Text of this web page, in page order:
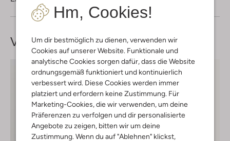
Hm, Cookies!
Um dir bestmöglich zu dienen, verwenden wir
Cookies auf unserer Website. Funktionale und
analytische Cookies sorgen dafür, dass die Website
ordnungsgemäß funktioniert und kontinuierlich
verbessert wird. Diese Cookies werden immer
platziert und erfordern keine Zustimmung. Für
Marketing-Cookies, die wir verwenden, um deine
Präferenzen zu verfolgen und dir personalisierte
Angebote zu zeigen, bitten wir um deine
Zustimmung. Wenn du auf "Ablehnen" klickst,
Vervollständige deinenLook